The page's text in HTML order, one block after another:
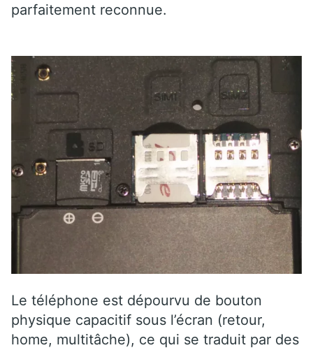
parfaitement reconnue.
Le téléphone est dépourvu de bouton
physique capacitif sous l’écran (retour,
home, multitâche), ce qui se traduit par des